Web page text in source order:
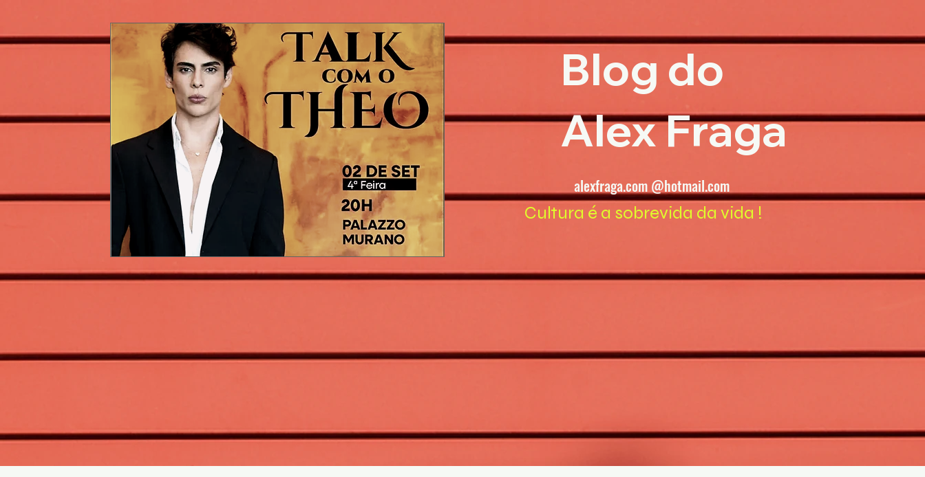
Blog do
Alex Fraga
alexfraga.com @hotmail.com
Cultura é a sobrevida da vida !